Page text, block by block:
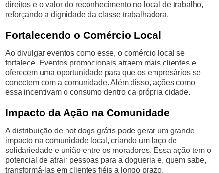
direitos e o valor do reconhecimento no local de trabalho,
reforçando a dignidade da classe trabalhadora.
Fortalecendo o Comércio Local
Ao divulgar eventos como esse, o comércio local se
fortalece. Eventos promocionais atraem mais clientes e
oferecem uma oportunidade para que os empresários se
conectem com a comunidade. Além disso, ações como
essa incentivam o consumo dentro da própria cidade.
Impacto da Ação na Comunidade
A distribuição de hot dogs grátis pode gerar um grande
impacto na comunidade local, criando um laço de
solidariedade e união entre os moradores. Essa ação tem o
potencial de atrair pessoas para a dogueria e, quem sabe,
transformá-las em clientes fiéis a longo prazo.